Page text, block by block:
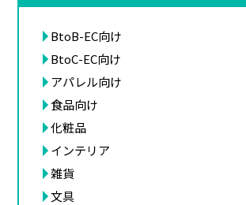
BtoB-EC向け
BtoC-EC向け
アパレル向け
食品向け
化粧品
インテリア
雑貨
文具